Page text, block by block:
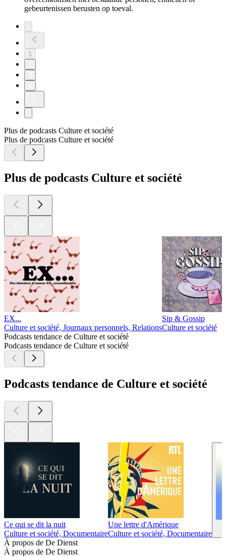
gebeurtenissen berusten op toeval.
1
Plus de podcasts Culture et société
Plus de podcasts Culture et société
Plus de podcasts Culture et société
EX...
Culture et société, Journaux personnels, Relations
Sip & Gossip
Culture et société
Podcasts tendance de Culture et société
Podcasts tendance de Culture et société
Podcasts tendance de Culture et société
Ce qui se dit la nuit
Culture et société, Documentaire
Une lettre d'Amérique
Culture et société, Documentaire
À propos de De Dienst
À propos de De Dienst